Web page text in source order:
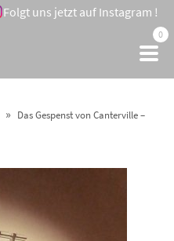
Folgt uns jetzt auf Instagram !
0
» Das Gespenst von Canterville –